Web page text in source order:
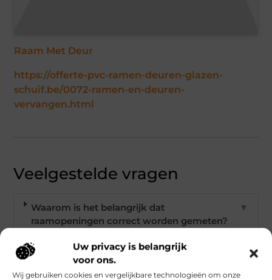
Uw privacy is belangrijk
voor ons.
Wij gebruiken cookies en vergelijkbare technologieën om onze
Raam Met Deur
https://offerte-pvc-ramen-deuren-glazen-
schuif.be/0072-ramen-en-deuren-
vervangen.html
Veelgestelde vragen
Waarom is het belangrijk dat
raamopeningen correct worden gemeten?
▼
Wat moet ik voorbereiken voordat de oude
ramen worden verwijderd?